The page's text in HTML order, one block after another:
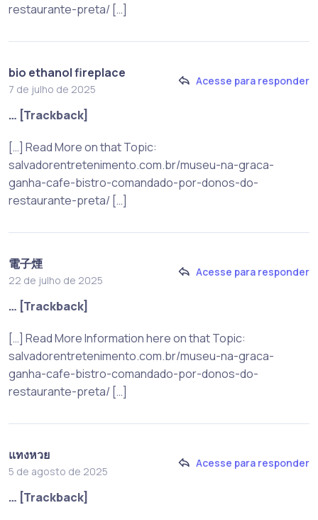
restaurante-preta/ […]
bio ethanol fireplace
7 de julho de 2025
Acesse para responder
… [Trackback]
[…] Read More on that Topic:
salvadorentretenimento.com.br/museu-na-graca-
ganha-cafe-bistro-comandado-por-donos-do-
restaurante-preta/ […]
電子煙
22 de julho de 2025
Acesse para responder
… [Trackback]
[…] Read More Information here on that Topic:
salvadorentretenimento.com.br/museu-na-graca-
ganha-cafe-bistro-comandado-por-donos-do-
restaurante-preta/ […]
แทงหวย
5 de agosto de 2025
Acesse para responder
… [Trackback]